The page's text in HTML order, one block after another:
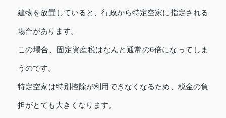
建物を放置していると、行政から特定空家に指定される
場合があります。
この場合、固定資産税はなんと通常の6倍になってしま
うのです。
特定空家は特別控除が利用できなくなるため、税金の負
担がとても大きくなります。